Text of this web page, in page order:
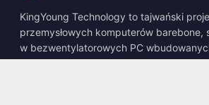
KingYoung Technology to tajwański
przemysłowych komputerów barebone,
w bezwentylatorowych PC
edge AI oraz wytrzymałych